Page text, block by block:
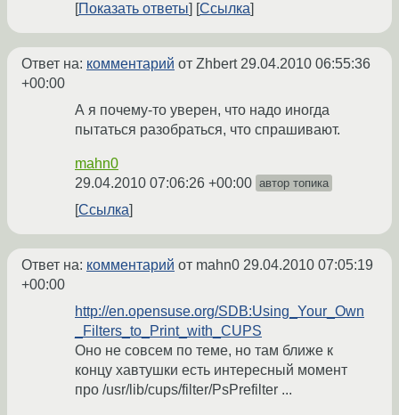
Показать ответы Ссылка
Ответ на: комментарий от Zhbert29.04.2010 06:55:36
+00:00
А я почему-то уверен, что надо иногда
пытаться разобраться, что спрашивают.
mahn0
29.04.2010 07:06:26 +00:00 автор топика
Ссылка
Ответ на: комментарий от mahn0 29.04.2010 07:05:19
+00:00
http://en.opensuse.org/SDB:Using_Your_Own
_Filters_to_Print_with_CUPS
Оно не совсем по теме, но там ближе к
концу хавтушки есть интересный момент
про /usr/lib/cups/filter/PsPrefilter ...